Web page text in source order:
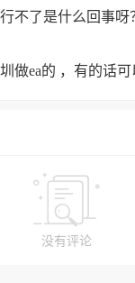
不了是什么回事呀
做ea的 ，有的话
没有评论